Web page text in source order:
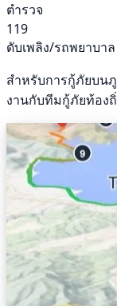
ตำรวจ
119
ดับเพลิง/รถพยาบาล
สำหรับการกู้ภัยบนภู
งานกับทีมกู้ภัยท้อง